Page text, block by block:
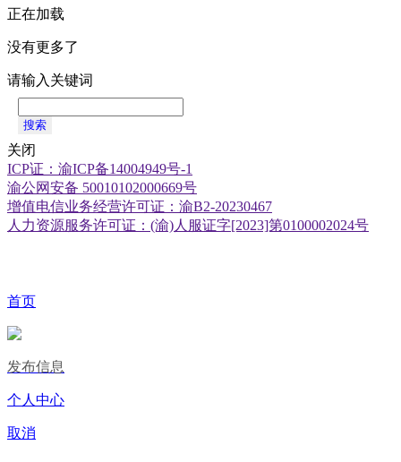
正在加载
没有更多了
请输入关键词
搜索
关闭
ICP证：渝ICP备14004949号-1
渝公网安备 50010102000669号
增值电信业务经营许可证：渝B2-20230467
人力资源服务许可证：(渝)人服证字[2023]第0100002024号
首页
发布信息
个人中心
取消